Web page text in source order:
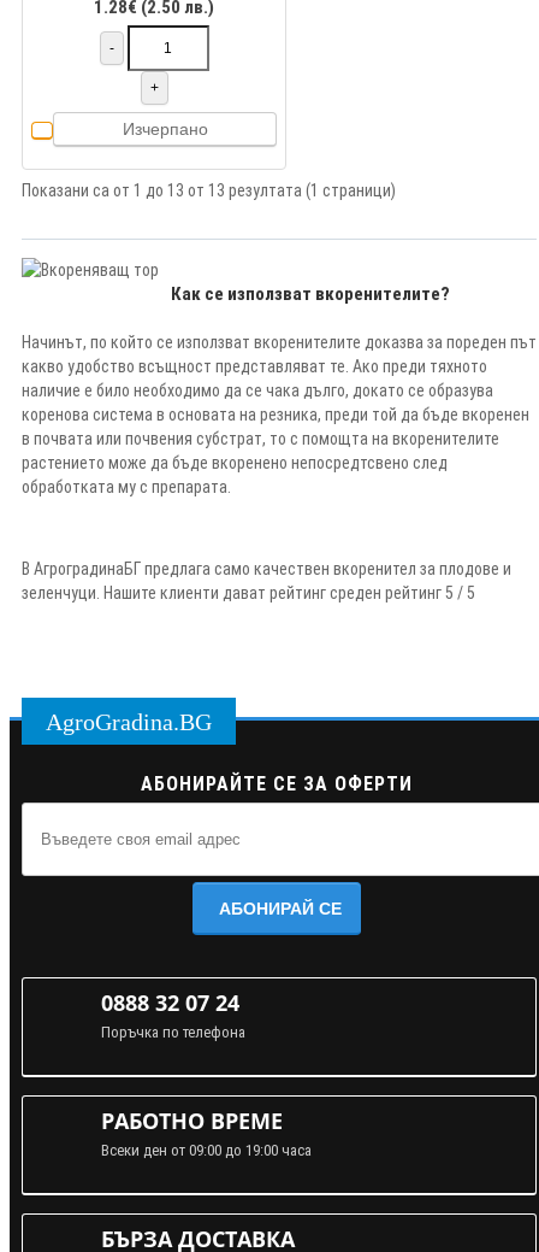
1.28€ (2.50 лв.)
-
+
Изчерпано
Показани са от 1 до 13 от 13 резултата (1 страници)
Как се използват вкоренителите?
Начинът, по който се използват вкоренителите доказва за пореден път
какво удобство всъщност представляват те. Ако преди тяхното
наличие е било необходимо да се чака дълго, докато се образува
коренова система в основата на резника, преди той да бъде вкоренен
в почвата или почвения субстрат, то с помощта на вкоренителите
растението може да бъде вкоренено непосредтсвено след
обработката му с препарата.
В АгроградинаБГ предлага само качествен вкоренител за плодове и
зеленчуци. Нашите клиенти дават рейтинг среден рейтинг 5 / 5
AgroGradina.BG
АБОНИРАЙТЕ СЕ ЗА ОФЕРТИ
АБОНИРАЙ СЕ
0888 32 07 24
Поръчка по телефона
РАБОТНО ВРЕМЕ
Всеки ден от 09:00 до 19:00 часа
БЪРЗА ДОСТАВКА